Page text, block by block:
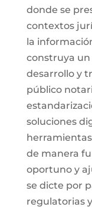
donde se
contextos
la
construya
desarrollo y
público
soluciones
de manera
oportuno y
se dicte por
regulatorias